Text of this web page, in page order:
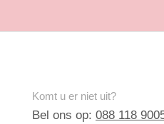
Komt u er niet uit?
Bel ons op: 088 118